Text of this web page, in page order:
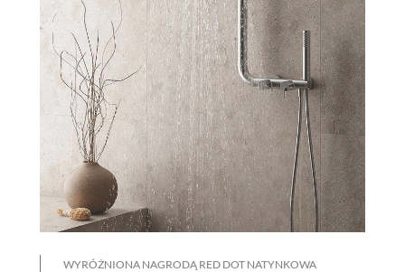
WYRÓŻNIONA NAGRODĄ RED DOT NATYNKOWA